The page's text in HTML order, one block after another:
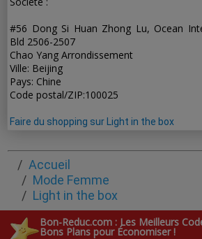
#56 Dong Si Huan Zhong Lu, Ocean
Bld 2506-2507
Chao Yang Arrondissement
Ville: Beijing
Pays: Chine
Code postal/ZIP:100025
Faire du shopping sur Light in the box
Accueil
Mode Femme
Light in the box
Bon-Reduc.com : Les Meilleurs
Bons Plans pour Économiser !